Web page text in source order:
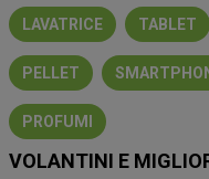
LAVATRICE TABLET
PELLET
PROFUMI
VOLANTINI E